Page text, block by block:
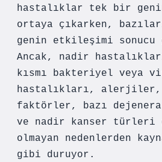
hastalıklar tek bir
ortaya çıkarken,
genin etkileşimi
Ancak, nadir
kısmı bakteriyel veya
hastalıkları, alerjiler,
faktörler, bazı
ve nadir kanser türleri
olmayan nedenlerden
gibi duruyor.